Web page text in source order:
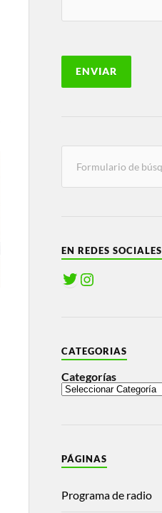
EN REDES SOCIALES
CATEGORIAS
Categorías
PÁGINAS
Programa de radio